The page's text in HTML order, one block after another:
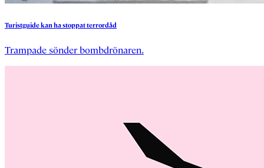
Turistguidekanhastoppatterrordåd
Trampade sönder bombdrönaren.